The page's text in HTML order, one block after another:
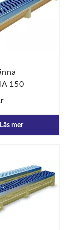
150
segjärn
Läs mer